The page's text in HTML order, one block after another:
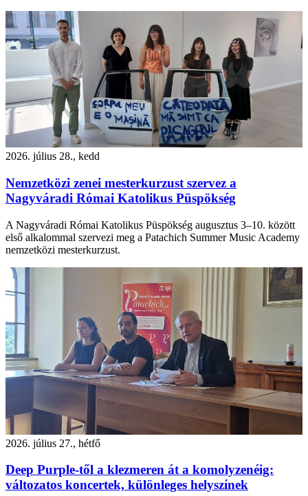
2026. július 28., kedd
Nemzetközi zenei mesterkurzust szervez a
Nagyváradi Római Katolikus Püspökség
A Nagyváradi Római Katolikus Püspökség augusztus 3–10. között
első alkalommal szervezi meg a Patachich Summer Music Academy
nemzetközi mesterkurzust.
2026. július 27., hétfő
Deep Purple-től a klezmeren át a komolyzenéig:
változatos koncertek, különleges helyszínek